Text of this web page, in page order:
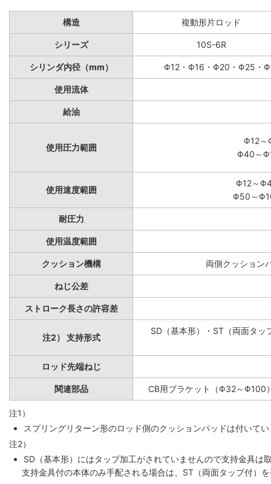
構造 複動形片ロッド
シリーズ 10S-6R
シリンダ内径（mm） Φ12・Φ16・Φ20・Φ25・
使用流体
給油
使用圧力範囲
Φ12～
Φ40～
使用速度範囲
Φ12～
Φ50～
耐圧力
使用温度範囲
クッション機構 両側クッション
ねじ公差
ストローク長さの許容差
注2） 支持形式
SD（基本形）・ST（両面タッ
ロッド先端ねじ
関連部品 CB用ブラケット（Φ32～Φ100
注1）
スプリングリターン形のロッド側のクッションパッドは付い
注2）
SD（基本形）にはタップ加工がされていませんので支持金具は
支持金具付の本体のみ手配される場合は、ST（両面タップ付）